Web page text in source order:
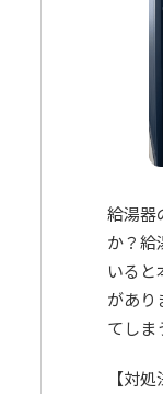
給湯器
か？給
いると
があり
てしま
【対処